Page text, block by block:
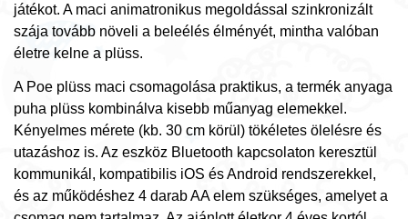
játékot. A maci animatronikus megoldással szinkronizált
szája tovább növeli a beleélés élményét, mintha valóban
életre kelne a plüss.
A Poe plüss maci csomagolása praktikus, a termék anyaga
puha plüss kombinálva kisebb műanyag elemekkel.
Kényelmes mérete (kb. 30 cm körül) tökéletes ölelésre és
utazáshoz is. Az eszköz Bluetooth kapcsolaton keresztül
kommunikál, kompatibilis iOS és Android rendszerekkel,
és az működéshez 4 darab AA elem szükséges, amelyet a